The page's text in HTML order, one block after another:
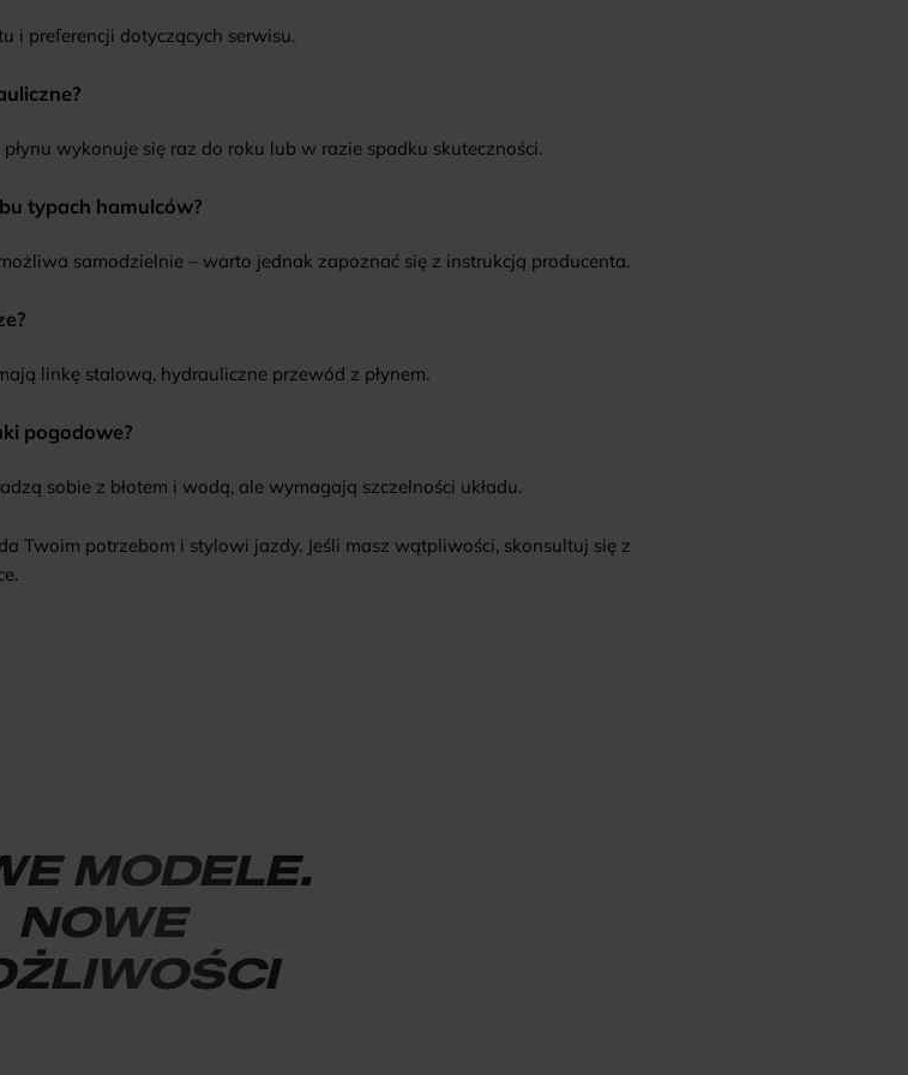
i preferencji dotyczących serwisu.
wykonuje się raz do roku lub w razie spadku skuteczności.
typach hamulców?
samodzielnie – warto jednak zapoznać się z instrukcją producenta.
linkę stalową, hydrauliczne przewód z płynem.
pogodowe?
sobie z błotem i wodą, ale wymagają szczelności układu.
Twoim potrzebom i stylowi jazdy. Jeśli masz wątpliwości, skonsultuj się z
MODELE.
NOWE